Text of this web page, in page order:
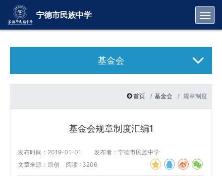
宁德市民族中学
基金会
首页 基金会 规章制度
基金会规章制度汇编1
发布时间：2019-01-01
发布者：宁德市民族中学
文章来源：原创
阅读 : 3206